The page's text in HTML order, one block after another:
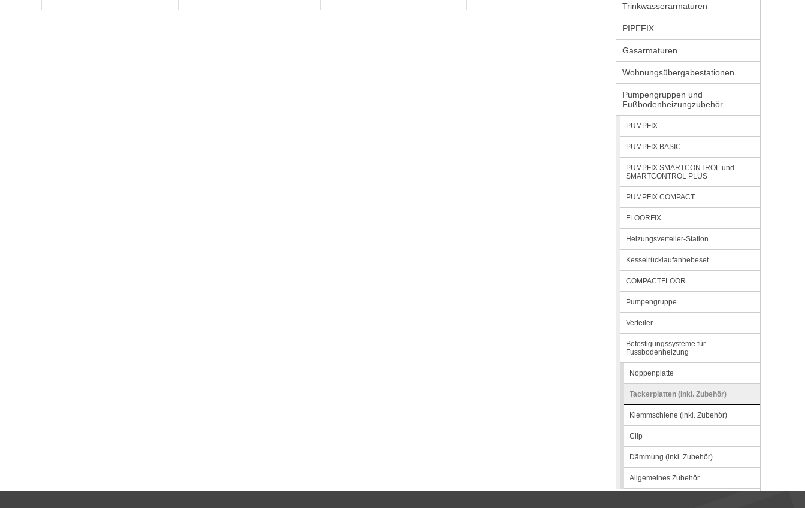
Trinkwasserarmaturen
PIPEFIX
Gasarmaturen
Wohnungsübergabestationen
Pumpengruppen und
Fußbodenheizungzubehör
PUMPFIX
PUMPFIX BASIC
PUMPFIX SMARTCONTROL und
SMARTCONTROL PLUS
PUMPFIX COMPACT
FLOORFIX
Heizungsverteiler-Station
Kesselrücklaufanhebeset
COMPACTFLOOR
Pumpengruppe
Verteiler
Befestigungssysteme für
Fussbodenheizung
Noppenplatte
Tackerplatten (inkl. Zubehör)
Klemmschiene (inkl. Zubehör)
Clip
Dämmung (inkl. Zubehör)
Allgemeines Zubehör